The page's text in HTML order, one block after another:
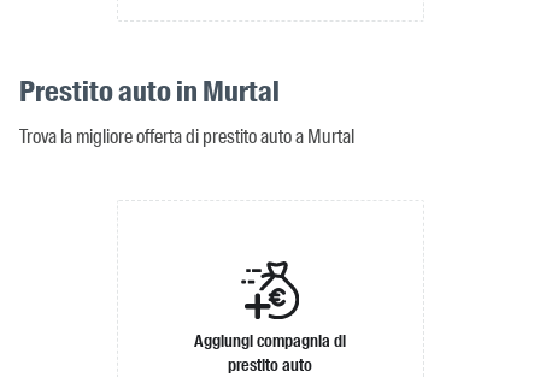
Prestito auto in Murtal
Trova la migliore offerta di prestito auto a Murtal
Aggiungi compagnia di
prestito auto